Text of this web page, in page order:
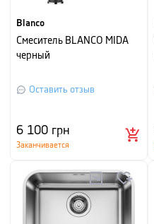
Blanco
Смеситель BLANCO MIDA
черный
Оставить отзыв
6 100 грн
Заканчивается